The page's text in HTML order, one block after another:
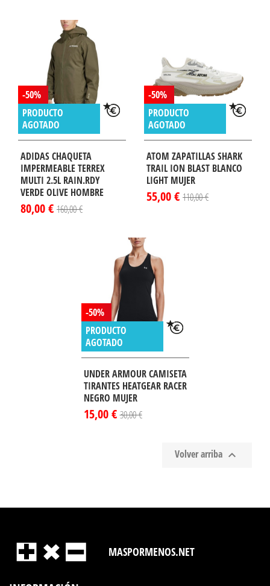
-50%
PRODUCTO
AGOTADO
ADIDAS CHAQUETA
IMPERMEABLE TERREX
MULTI 2.5L RAIN.RDY
VERDE OLIVE HOMBRE
80,00 € 160,00 €
-50%
PRODUCTO
AGOTADO
ATOM ZAPATILLAS SHARK
TRAIL ION BLAST BLANCO
LIGHT MUJER
55,00 € 110,00 €
-50%
PRODUCTO
AGOTADO
UNDER ARMOUR CAMISETA
TIRANTES HEATGEAR RACER
NEGRO MUJER
15,00 €30,00 €
Volver arriba 
MASPORMENOS.NET